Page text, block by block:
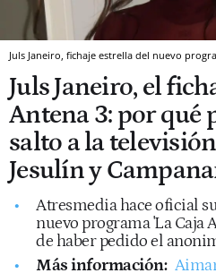
Juls Janeiro, fichaje estrella del nuevo
Juls Janeiro, el
Antena 3: por qué
salto a la
Jesulín y
Atresmedia hace oficial
nuevo programa 'La Caja
de haber pedido el
Más información: